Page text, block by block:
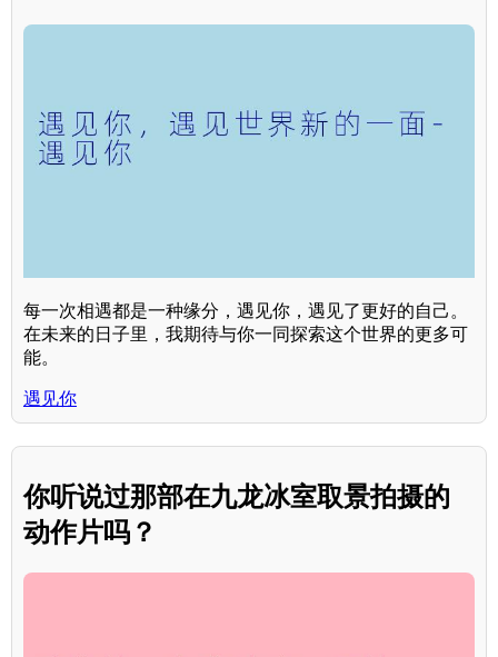
每一次相遇都是一种缘分，遇见你，遇见了更好的自己。
在未来的日子里，我期待与你一同探索这个世界的更多可
能。
遇见你
你听说过那部在九龙冰室取景拍摄的
动作片吗？